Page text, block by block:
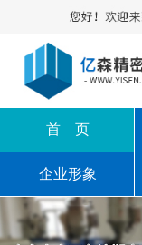
首 页
企业形象